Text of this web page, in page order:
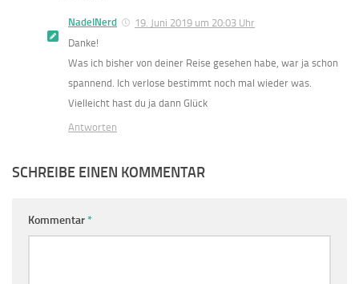
NadelNerd
19. Juni 2019 um 20:03 Uhr
Danke!
Was ich bisher von deiner Reise gesehen habe, war ja schon
spannend. Ich verlose bestimmt noch mal wieder was.
Vielleicht hast du ja dann Glück
Antworten
SCHREIBE EINEN KOMMENTAR
Kommentar*